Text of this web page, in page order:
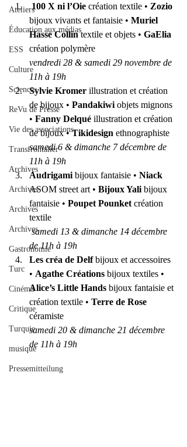
Ateliers
Éducation aux médias
ESS
Culture
Sciences
ReVu de Presse
Vie des associations
Transfrontalier
Archives
Archives
Archives
Archives
Gastronomie
Turc
Cinéma
Critique
Turquie
musique
Pressemitteilung
100 X ni l’Oie création textile • Zozio
bijoux vivants et fantaisie • Muriel
Hasse Collin textile et objets • GaElia
création polymère
vendredi 28 & samedi 29 novembre de
11h à 19h
Sylvie Kromer illustration et création
de bijoux • Pandakiwi objets mignons
• Fanny Delqué illustration et création
de bijoux • Tikidesign ethnographiste
samedi 6 & dimanche 7 décembre de
11h à 19h
Audrigami bijoux fantaisie • Niack
ASOM street art • Bijoux Yali bijoux
fantaisie • Poupet Pounket création
textile
samedi 13 & dimanche 14 décembre
de 11h à 19h
Les créa de Delf bijoux et accessoires
• Agathe Créations bijoux textiles •
Alice’s Little Hands bijoux fantaisie et
création textile • Terre de Rose
céramiste
samedi 20 & dimanche 21 décembre
de 11h à 19h